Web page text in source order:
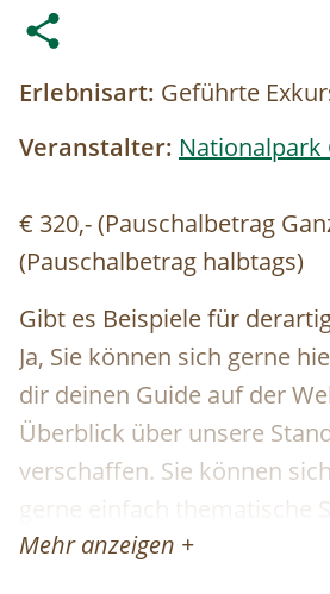
Erlebnisart: Geführte
Veranstalter: Nationalpark
€ 320,- (Pauschalbetrag
(Pauschalbetrag halbtags)
Gibt es Beispiele für
Ja, Sie können sich gerne
dir deinen Guide auf der
Überblick über unsere
verschaffen. Sie können
gerne einfach thematische
Routen oder Aktivitäten
Mehr anzeigen +